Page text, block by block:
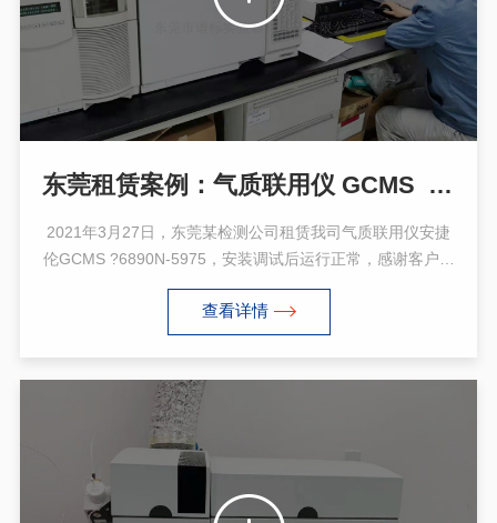
东莞租赁案例：气质联用仪 GCMS 6890N-5975 安装调试后运行正常
2021年3月27日，东莞某检测公司租赁我司气质联用仪安捷
伦GCMS ?6890N-5975，安装调试后运行正常，感谢客户支
持与认可！安捷伦5975系列MSD的新一代产品， Agilent
5975 的创新性设计将提高您的实验室效率、增强分析性能，
提高结果的可信度和您的信心。 有更好的MS分辨率、质量
分析程序让您能从日常分析中获得更多的信息，自动化的图
谱解卷积、鉴别和定量软件简化了运行后的分析。
查看详情